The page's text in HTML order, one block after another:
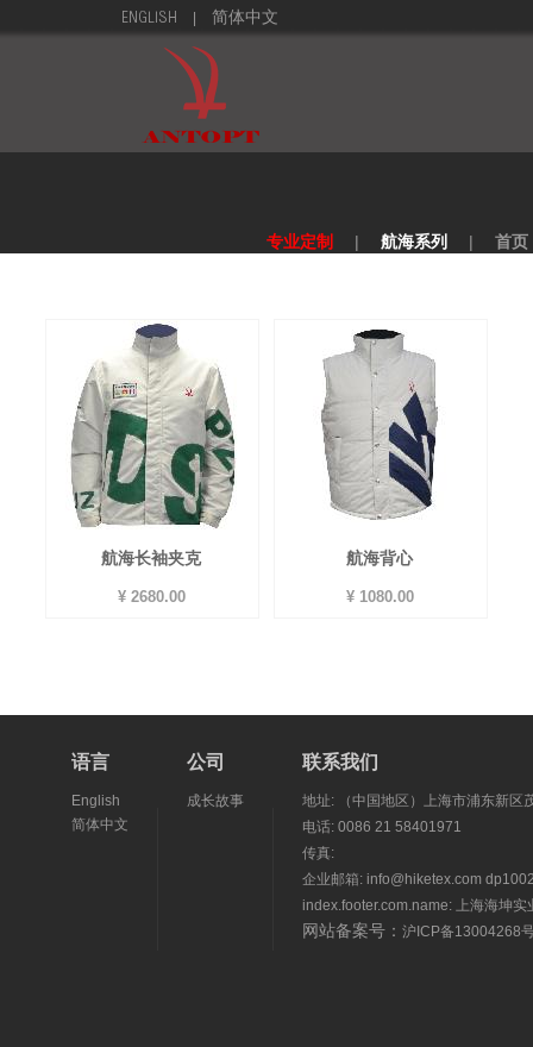
ENGLISH 简体中文
专业定制 | 航海系列 | 首页
航海长袖夹克
¥ 2680.00
航海背心
¥ 1080.00
语言
English
简体中文
公司
成长故事
联系我们
地址: （中国地区）上海市浦东新区
电话: 0086 21 58401971
传真:
企业邮箱: info@hiketex.com
index.footer.com.name: 上海海坤实
网站备案号： 沪ICP备13004268